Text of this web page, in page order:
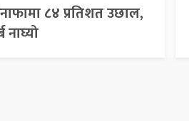
८४ प्रतिशत उछाल,
नाघ्यो